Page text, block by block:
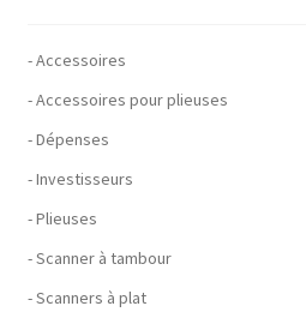
- Accessoires
- Accessoires pour plieuses
- Dépenses
- Investisseurs
- Plieuses
- Scanner à tambour
- Scanners à plat